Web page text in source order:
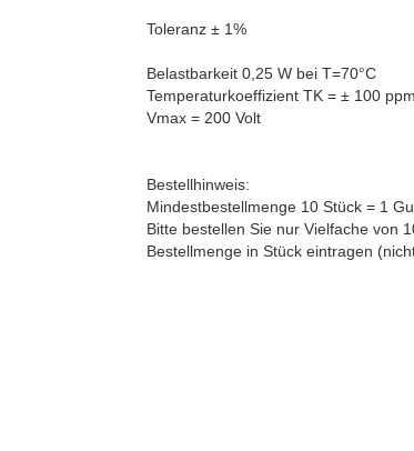
Toleranz ± 1%
Belastbarkeit 0,25 W bei T=70°C
Temperaturkoeffizient TK = ± 100
Vmax = 200 Volt
Bestellhinweis:
Mindestbestellmenge 10 Stück = 1
Bitte bestellen Sie nur Vielfache von
Bestellmenge in Stück eintragen